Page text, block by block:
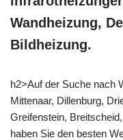
Wandheizung,
Bildheizung.
h2>Auf der Suche nach
Mittenaar, Dillenburg,
Greifenstein,
haben Sie den besten